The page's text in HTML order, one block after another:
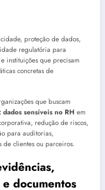
proteção de dados,
regulatória para
instituições que precisam
concretas de
que buscam
sensíveis no RH em
redução de riscos,
para auditorias,
de clientes ou parceiros.
documentos